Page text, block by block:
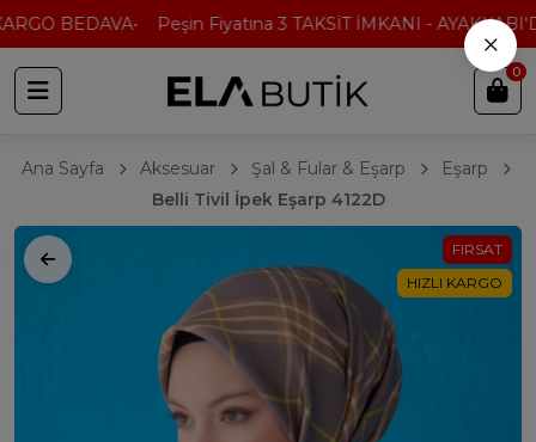
BEDAVA Peşin Fiyatına 3 TAKSİT İMKANI -
0
Ana Sayfa Aksesuar Şal & Fular & Eşarp
Eşarp
Belli Tivil İpek Eşarp 4122D
FIRSAT
HIZLI KARGO
×